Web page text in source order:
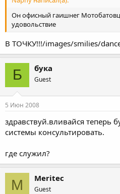
Он офисный гаишнег
удовольствие
В ТОЧКУ!!!/images/smilies/
Б бука
Guest
5 Июн 2008
здравствуй.вливайся теперь
системы консультировать.
где служил?
M Meritec
Guest